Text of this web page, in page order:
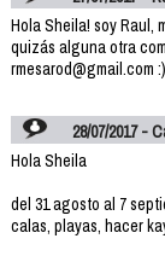
Hola Sheila! soy Raul,
quizás alguna otra
rmesarod@gmail.com :)
28/07/2017 -
Hola Sheila
del 31 agosto al 7
calas, playas, hacer